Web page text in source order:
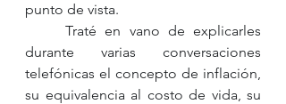
punto de vista.
	Traté en vano de explicarles
durante varias conversaciones
telefónicas el concepto de inflación,
su equivalencia al costo de vida, su